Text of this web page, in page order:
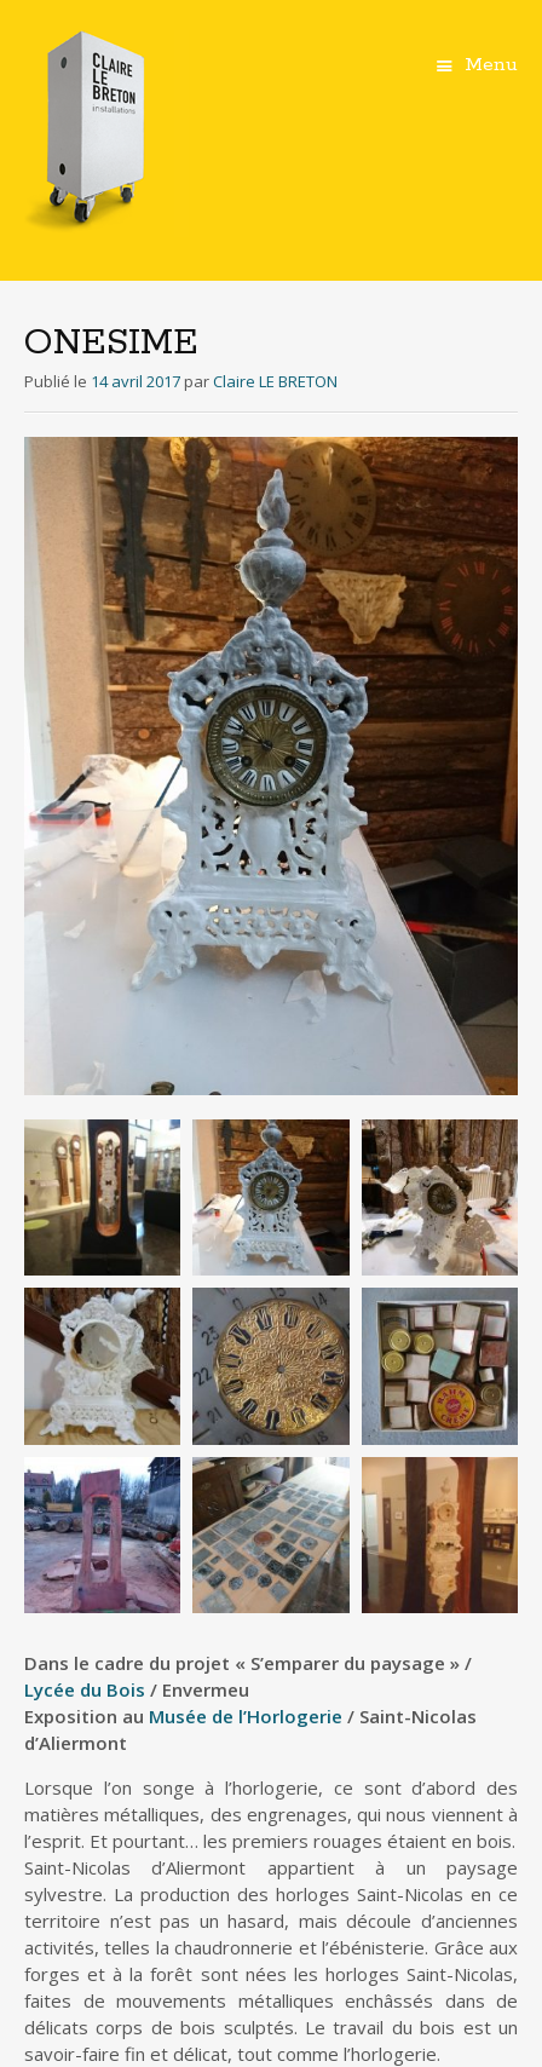
Menu
principal
ONESIME
Publié le 14 avril 2017 parClaire LE BRETON
Dans le cadre du projet « S’emparer du paysage » /
Lycée du Bois / Envermeu
Exposition au Musée de l’Horlogerie / Saint-Nicolas
d’Aliermont
Lorsque l’on songe à l’horlogerie, ce sont d’abord des
matières métalliques, des engrenages, qui nous viennent à
l’esprit. Et pourtant… les premiers rouages étaient en bois.
Saint-Nicolas d’Aliermont appartient à un paysage
sylvestre. La production des horloges Saint-Nicolas en ce
territoire n’est pas un hasard, mais découle d’anciennes
activités, telles la chaudronnerie et l’ébénisterie. Grâce aux
forges et à la forêt sont nées les horloges Saint-Nicolas,
faites de mouvements métalliques enchâssés dans de
délicats corps de bois sculptés. Le travail du bois est un
savoir-faire fin et délicat, tout comme l’horlogerie.